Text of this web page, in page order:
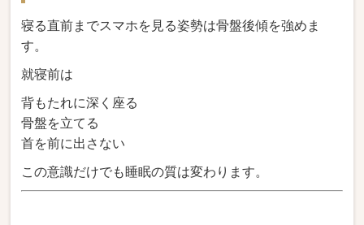
寝る直前までスマホを見る姿勢は骨盤後傾を強めま
す。
就寝前は
背もたれに深く座る
骨盤を立てる
首を前に出さない
この意識だけでも睡眠の質は変わります。